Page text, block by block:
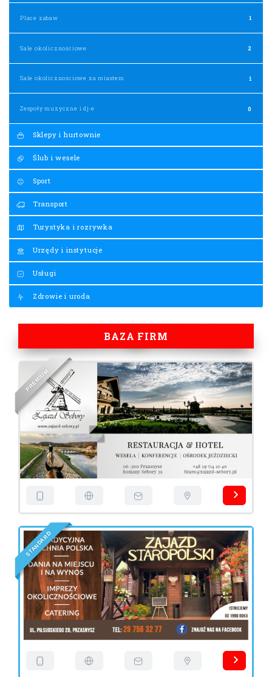
Place zabaw 1
Sale okolicznościowe 2
Sale okolicznościowe za miastem 1
Zespoły muzyczne i dj-e 0
Sklepy i hurtownie
Ślub i wesele
Sport
Transport
Turystyka i rozrywka
Urzędy i instytucje
Usługi
Zdrowie i uroda
BAZA FIRM
PREM
I
UM
STANDAR
D